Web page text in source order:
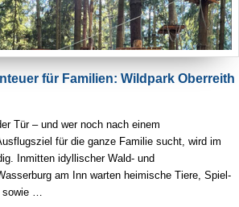
für Familien: Wildpark Oberreith
Tür – und wer noch nach einem
für die ganze Familie sucht, wird im
Inmitten idyllischer Wald- und
am Inn warten heimische Tiere, Spiel-
…